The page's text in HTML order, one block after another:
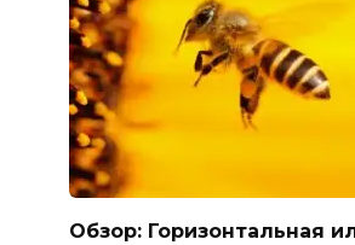
Обзор: Горизонтальная